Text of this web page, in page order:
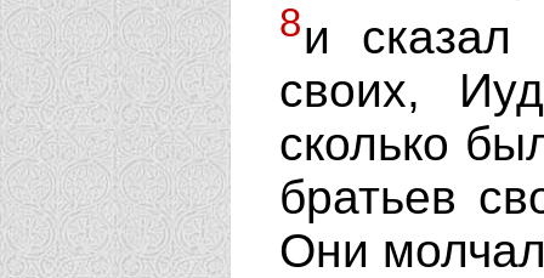
8и сказал
своих,
сколько
братьев
Они